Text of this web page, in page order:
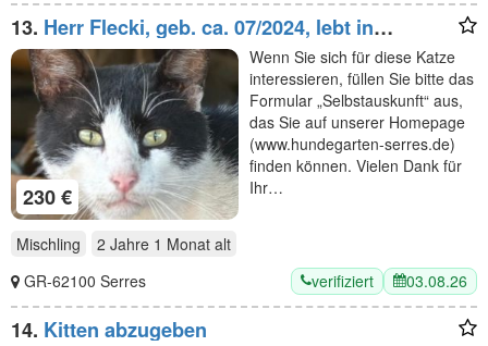
13. Herr Flecki, geb. ca. 07/2024, lebt in
GRIECHENLAND, auf einer privaten Pflegestelle
230 €
Wenn Sie sich für diese Katze
interessieren, füllen Sie bitte das
Formular „Selbstauskunft“ aus,
das Sie auf unserer Homepage
(www.hundegarten-serres.de)
finden können. Vielen Dank für
Ihr…
Mischling 2 Jahre 1 Monat alt
GR-62100 Serres
verifiziert 03.08.26
14. Kitten abzugeben